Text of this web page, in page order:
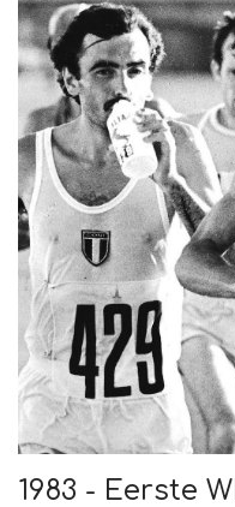
1983 - Eerste